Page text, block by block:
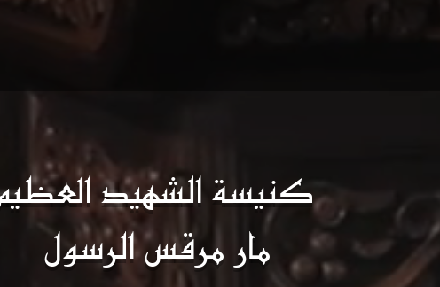
كنيسة الشهيد
مار مرقس الرسول